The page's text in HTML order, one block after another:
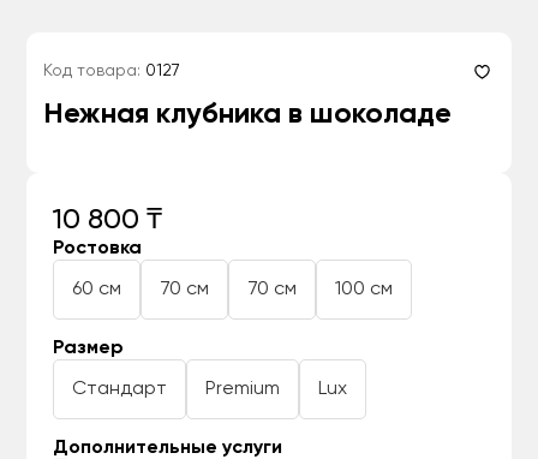
Код товара: 0127
Нежная клубника в шоколаде
10 800 ₸
Ростовка
60 см 70 см 70 см 100 см
Размер
Стандарт Premium Lux
Дополнительные услуги